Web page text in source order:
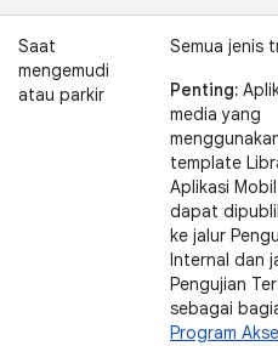
Saat
mengemudi
atau parkir
Semua jenis
Penting:
media yang
template
Aplikasi
dapat
ke jalur
Internal dan
Pengujian
sebagai
Program